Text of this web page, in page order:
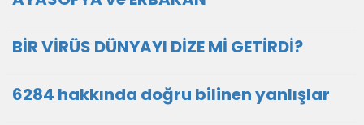
BİR VİRÜS DÜNYAYI DİZE Mİ GETİRDİ?
6284 hakkında doğru bilinen yanlışlar